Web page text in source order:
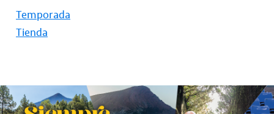
Temporada
Tienda